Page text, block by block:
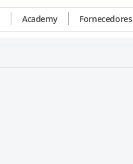
Academy Fornecedores